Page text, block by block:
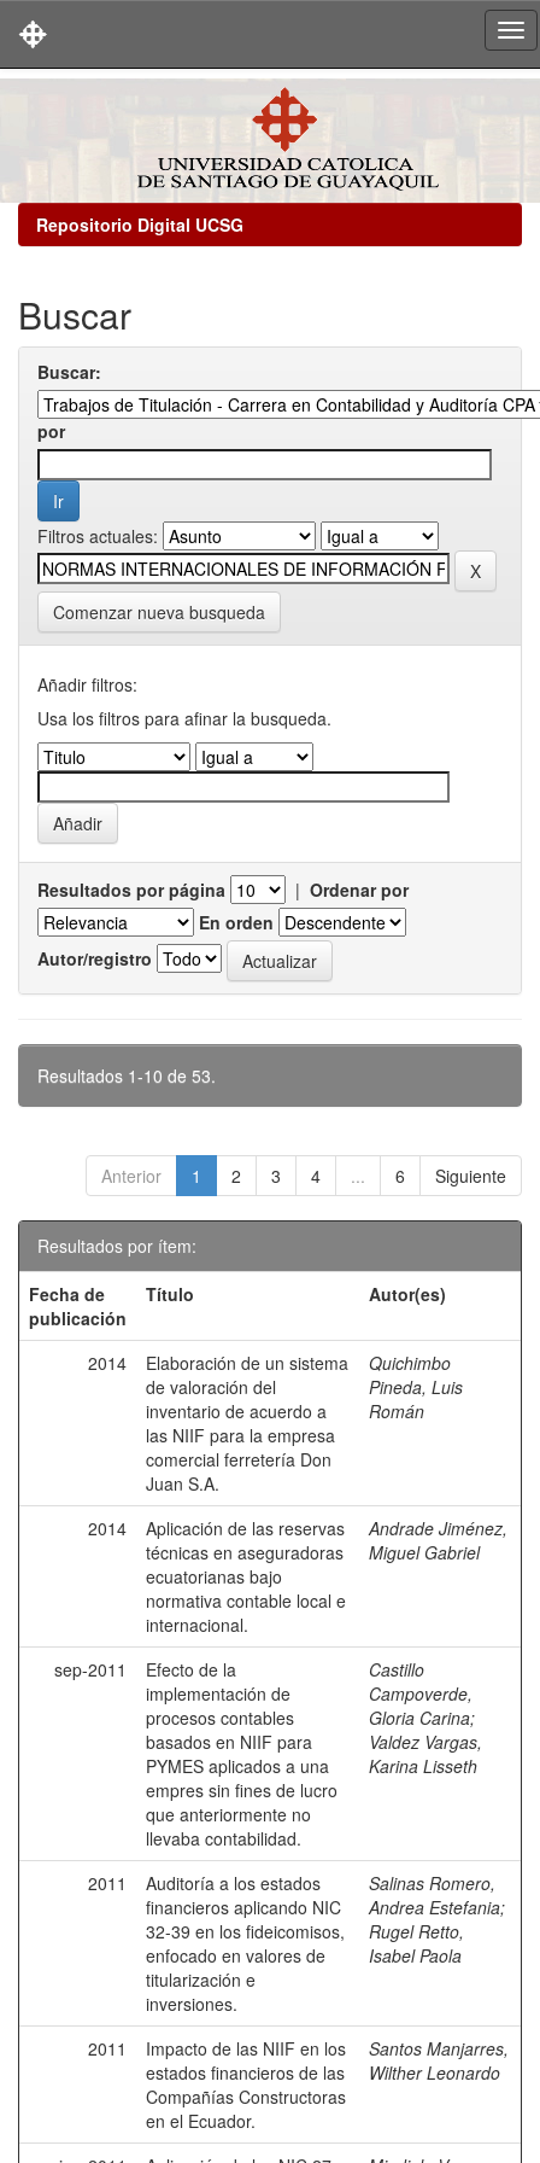
Repositorio Digital UCSG
Buscar
Buscar:
por
Filtros actuales:
Comenzar nueva busqueda
Añadir filtros:
Usa los filtros para afinar la busqueda.
Resultados por página | Ordenar por
En orden
Autor/registro
Resultados 1-10 de 53.
Anterior 1 2 3 4 ... 6 Siguiente
Resultados por ítem:
Fecha de
publicación
Título Autor(es)
2014
Elaboración de un sistema
de valoración del
inventario de acuerdo a
las NIIF para la empresa
comercial ferretería Don
Juan S.A.
Quichimbo
Pineda, Luis
Román
2014
Aplicación de las reservas
técnicas en aseguradoras
ecuatorianas bajo
normativa contable local e
internacional.
Andrade Jiménez,
Miguel Gabriel
sep-2011
Efecto de la
implementación de
procesos contables
basados en NIIF para
PYMES aplicados a una
empres sin fines de lucro
que anteriormente no
llevaba contabilidad.
Castillo
Campoverde,
Gloria Carina;
Valdez Vargas,
Karina Lisseth
2011
Auditoría a los estados
financieros aplicando NIC
32-39 en los fideicomisos,
enfocado en valores de
titularización e
inversiones.
Salinas Romero,
Andrea Estefania;
Rugel Retto,
Isabel Paola
2011
Impacto de las NIIF en los
estados financieros de las
Compañías Constructoras
en el Ecuador.
Santos Manjarres,
Wilther Leonardo